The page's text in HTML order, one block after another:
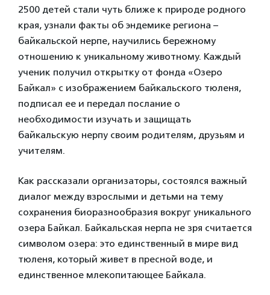
2500 детей стали чуть ближе к природе родного
края, узнали факты об эндемике региона –
байкальской нерпе, научились бережному
отношению к уникальному животному. Каждый
ученик получил открытку от фонда «Озеро
Байкал» с изображением байкальского тюленя,
подписал ее и передал послание о
необходимости изучать и защищать
байкальскую нерпу своим родителям, друзьям и
учителям.
Как рассказали организаторы, состоялся важный
диалог между взрослыми и детьми на тему
сохранения биоразнообразия вокруг уникального
озера Байкал. Байкальская нерпа не зря считается
символом озера: это единственный в мире вид
тюленя, который живет в пресной воде, и
единственное млекопитающее Байкала.